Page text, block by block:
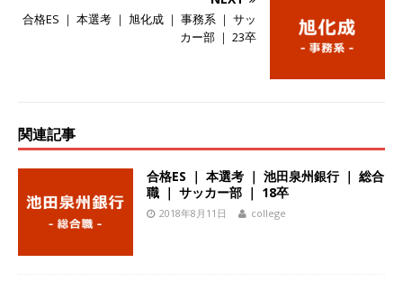
り速く、高い成長を求める人には超魅力的な挑戦
環境!! ｜ 日本で初めてインターネット広告事業を
始めたパイオニア企業 ｜ CARTA HOLDINGS
シップ 】スタンダード上場 ｜ 業界No.1 企業医
療機関向け広告・人材営業 ｜ 未経験からコンサ
合格ES ｜ 本選考 ｜ 旭化成 ｜ 事務系 ｜ サッ
カー部 ｜ 23卒
関連記事
合格ES ｜ 本選考 ｜ 池田泉州銀行 ｜ 総合
職 ｜ サッカー部 ｜ 18卒
2018年8月11日 college